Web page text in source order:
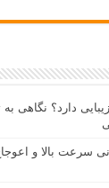
دارد؟ نگاهی
سرعت بالا و